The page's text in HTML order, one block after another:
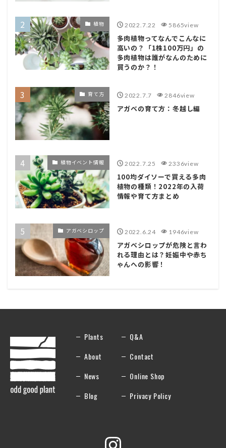
植物 2022.7.22 5865view
多肉植物ってなんでこんなに
高いの？「1株100万円」の
多肉植物は誰がなんのために
買うのか？！
育て方 2022.7.7 2846view
アガベの育て方：冬越し編
植物イベント情報 2022.7.25 2336view
100均ダイソーで買える多肉
植物の種類！2022年の入荷
情報や育て方まとめ
アガベシロップ 2022.6.24 1946view
アガベシロップが危険と言わ
れる理由とは？妊娠中や赤ち
ゃんへの影響！
Plants
About
News
Blog
Q&A
Contact
Online Shop
Privacy Policy